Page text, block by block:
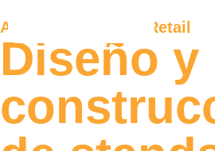
Actualidad Retail
Diseño y